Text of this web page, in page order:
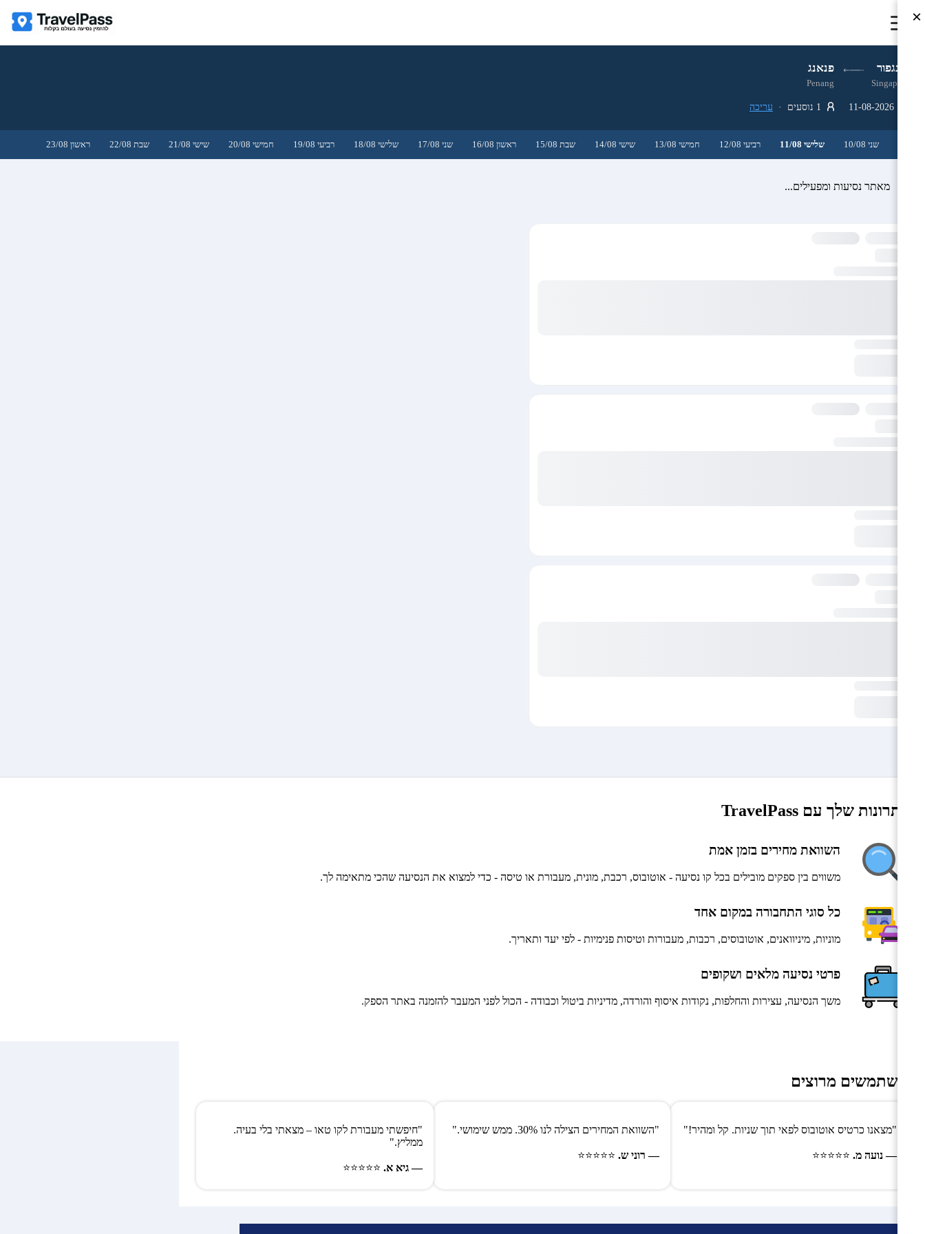
סינגפור פנאנג
Singapore
Penang
עריכה
שני 10/08 שלישי 11/08 רביעי 12/08 חמישי 13/08 שישי 14/08 שבת 15/08 ראשון 16/08 שני 17/08 שלישי 18/08 רביעי 19/08 חמישי 20/08 שישי 21/08 שבת 22/08 ראשון 23/08
מאתר נסיעות ומפעילים...
היתרונות שלך עם TravelPass
השוואת מחירים בזמן אמת
משווים בין ספקים מובילים בכל קו נסיעה - אוטובוס, רכבת, מונית, מעבורת או טיסה - כדי למצוא את הנסיעה שהכי מתאימה לך.
כל סוגי התחבורה במקום אחד
מוניות, מיניוואנים, אוטובוסים, רכבות, מעבורות וטיסות פנימיות - לפי יעד ותאריך.
פרטי נסיעה מלאים ושקופים
משך הנסיעה, עצירות והחלפות, נקודות איסוף והורדה, מדיניות ביטול וכבודה - הכול לפני המעבר להזמנה באתר הספק.
משתמשים מרוצים
"מצאנו כרטיס אוטובוס לפאי תוך שניות. קל ומהיר!"
— נועה מ. ⭐⭐⭐⭐⭐
"השוואת המחירים הצילה לנו 30%. ממש שימושי."
— רוני ש.⭐⭐⭐⭐⭐
"חיפשתי מעבורת לקו טאו – מצאתי בלי בעיה.
ממליץ."
— גיא א. ⭐⭐⭐⭐⭐
×